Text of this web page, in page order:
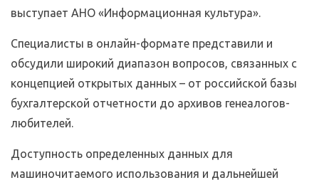
выступает АНО «Информационная культура».
Специалисты в онлайн-формате представили и
обсудили широкий диапазон вопросов, связанных с
концепцией открытых данных – от российской базы
бухгалтерской отчетности до архивов генеалогов-
любителей.
Доступность определенных данных для
машиночитаемого использования и дальнейшей